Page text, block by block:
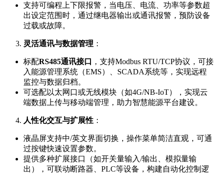
支持可编程上下限报警，当电压、电流、功率等参数超
出设定范围时，通过继电器输出或通讯报警，预防设备
过载或故障。
灵活通讯与数据管理 ：
标配RS485通讯接口
，支持Modbus RTU/TCP协议，可接
入能源管理系统（EMS）、SCADA系统等，实现远程
监控与数据归档。
可选配以太网口或无线模块（如4G/NB-IoT），实现云
端数据上传与移动端管理，助力智慧能源平台建设。
人性化交互与扩展性 ：
液晶屏支持中/英文界面切换，操作菜单简洁直观，可通
过按键快速设置参数。
提供多种扩展接口（如开关量输入/输出、模拟量输
出），可联动断路器、PLC等设备，构建自动化控制逻